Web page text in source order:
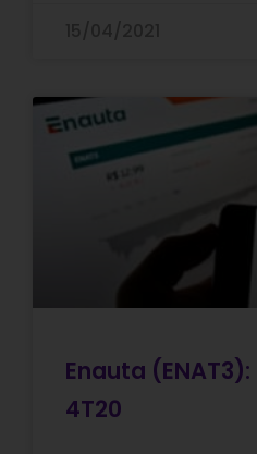
Enauta
4T20